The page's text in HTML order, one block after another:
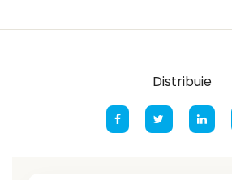
Distribuie